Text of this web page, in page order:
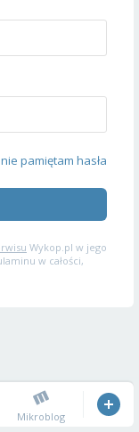
nie pamiętam hasła
Wykop.pl w jego
w całości,
Mikroblog